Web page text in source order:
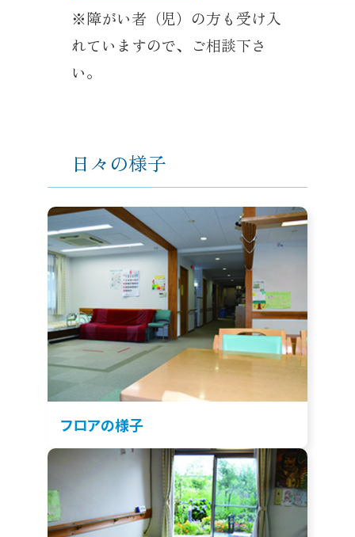
※障がい者（児）の方も受け入
れていますので、ご相談下さ
い。
日々の様子
フロアの様子